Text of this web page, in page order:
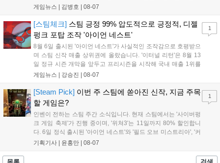
는 소속팀 없이 개인 자격으로 참가하는 독특한 대회 구조를 가지며, 누
17일까지 이어지는 이번 행사는 신규 세트 체험과 공연 등 다양한 즐길
거리를 제공하며, 이후 현대백화점 판교점에서도 행사가 이어질 예정입
니다. 연말에는 라스베이거스 오픈이 개최됩니다....
게임뉴스 | 김병호 | 08-07
[스팀체크] 스팀 긍정 99% 압도적으로 긍정적, 디젤
펑크 포탑 조작 '아이언 네스트'
8월 6일 출시된 '아이언 네스트'가 사실적인 조작감으로 호평받으
며 스팀 신작 매출 상위권에 올랐습니다. '이터널 리턴'은 8월 13
일 정규 시즌 개막을 앞두고 프리시즌을 시작해 국내 매출 1위를
기록했습니다. 25주년을 맞은 '고스트 리콘' 시리즈는 8월 6일 쇼
'마블 투혼: 파이팅 소울즈'와 레트로 수리 시뮬레이션 '리스토
리'도 스팀에 정식 출시되었습니다....
게임뉴스 | 강승진 | 08-07
1
[Steam Pick] 이번 주 스팀에 쏟아진 신작, 지금 주목
할 게임은?
인벤이 전하는 스팀 주간 소식입니다. 현재 스팀에서는 '사이버펑
크 게임 축제'가 진행 중이며, '위쳐3'는 11일까지 80% 할인합니
다. 6일 정식 출시된 '아이언 네스트'와 '필드 오브 미스트리아', '커
세어 코브'가 호평받고 있습니다. 한편, 7일 출시된 '마블 투혼'은
다. 유비소프트의 '고스트리콘: 와일드랜드'는 7년 만의 대규모 업
기획기사 | 윤홍만 | 08-07
1